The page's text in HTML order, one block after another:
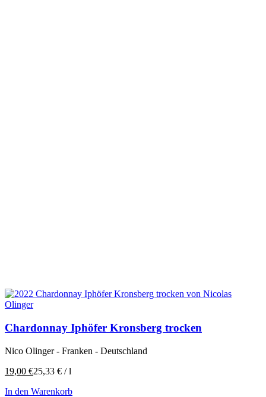
Chardonnay Iphöfer Kronsberg trocken
Nico Olinger - Franken - Deutschland
19,00 €25,33 € /l
In den Warenkorb